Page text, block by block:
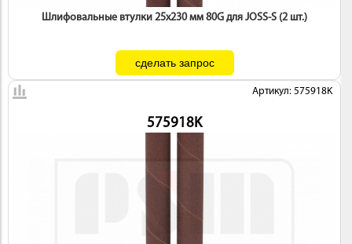
Шлифовальные втулки 25х230 мм 80G для JOSS-S (2 шт.)
Артикул: 575918K
575918K